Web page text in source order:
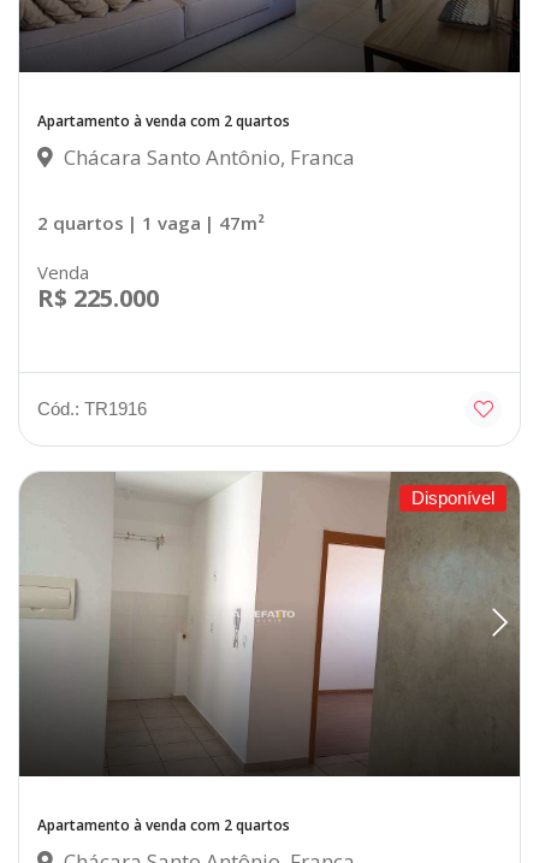
Apartamento à venda com 2 quartos
Chácara Santo Antônio, Franca
2 quartos | 1 vaga | 47m²
Venda
R$ 225.000
Cód.: TR1916
Disponível
Apartamento à venda com 2 quartos